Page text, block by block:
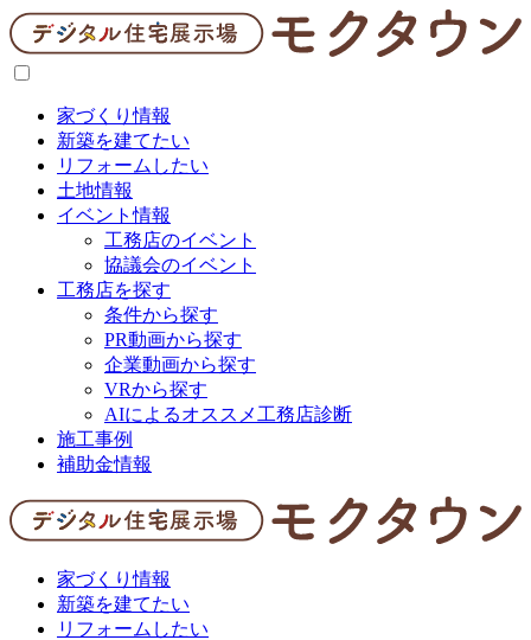
家づくり情報
新築を建てたい
リフォームしたい
土地情報
イベント情報
工務店のイベント
協議会のイベント
工務店を探す
条件から探す
PR動画から探す
企業動画から探す
VRから探す
AIによるオススメ工務店診断
施工事例
補助金情報
家づくり情報
新築を建てたい
リフォームしたい